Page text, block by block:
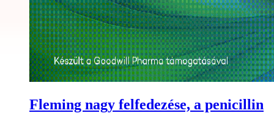
Fleming nagy felfedezése, a penicillin